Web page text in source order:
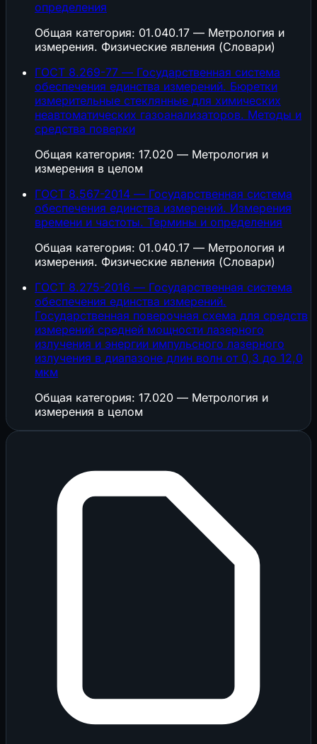
определения
Общая категория: 01.040.17 — Метрология и
измерения. Физические явления (Словари)
ГОСТ 8.269-77 — Государственная система
обеспечения единства измерений. Бюретки
измерительные стеклянные для химических
неавтоматических газоанализаторов. Методы и
средства поверки
Общая категория: 17.020 — Метрология и
измерения в целом
ГОСТ 8.567-2014 — Государственная система
обеспечения единства измерений. Измерения
времени и частоты. Термины и определения
Общая категория: 01.040.17 — Метрология и
измерения. Физические явления (Словари)
ГОСТ 8.275-2016 — Государственная система
обеспечения единства измерений.
Государственная поверочная схема для средств
измерений средней мощности лазерного
излучения и энергии импульсного лазерного
излучения в диапазоне длин волн от 0,3 до 12,0
мкм
Общая категория: 17.020 — Метрология и
измерения в целом